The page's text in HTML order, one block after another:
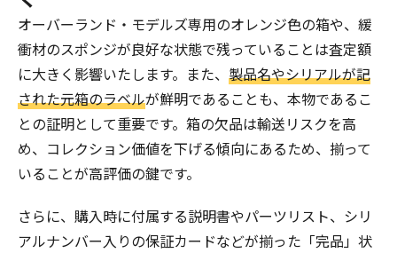
オーバーランド・モデルズ専用のオレンジ色の箱や、緩
衝材のスポンジが良好な状態で残っていることは査定額
に大きく影響いたします。また、 製品名やシリアルが記
された元箱のラベルが鮮明であることも、本物であるこ
との証明として重要です。箱の欠品は輸送リスクを高
め、コレクション価値を下げる傾向にあるため、揃って
いることが高評価の鍵です。
さらに、購入時に付属する説明書やパーツリスト、シリ
アルナンバー入りの保証カードなどが揃った「完品」状